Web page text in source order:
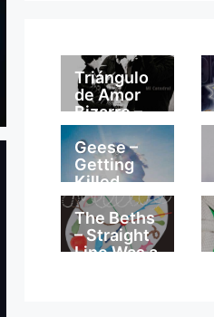
Triángulo
de Amor
Bizarro –
Mi
Catedral
Geese –
Getting
Killed
The Beths
– Straight
Line Was a